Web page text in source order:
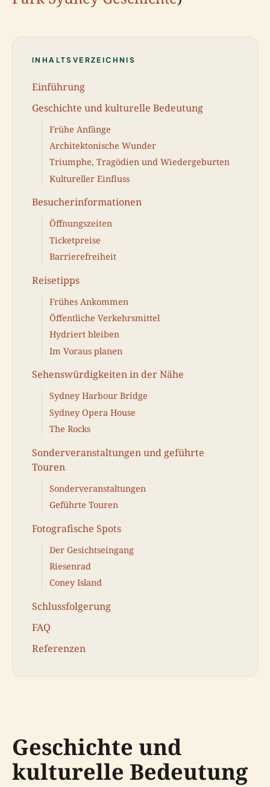
INHALTSVERZEICHNIS
Einführung
Geschichte und kulturelle Bedeutung
Frühe Anfänge
Architektonische Wunder
Triumphe, Tragödien und Wiedergeburten
Kultureller Einfluss
Besucherinformationen
Öffnungszeiten
Ticketpreise
Barrierefreiheit
Reisetipps
Frühes Ankommen
Öffentliche Verkehrsmittel
Hydriert bleiben
Im Voraus planen
Sehenswürdigkeiten in der Nähe
Sydney Harbour Bridge
Sydney Opera House
The Rocks
Sonderveranstaltungen und geführte
Touren
Sonderveranstaltungen
Geführte Touren
Fotografische Spots
Der Gesichtseingang
Riesenrad
Coney Island
Schlussfolgerung
FAQ
Referenzen
Geschichte und
kulturelle Bedeutung